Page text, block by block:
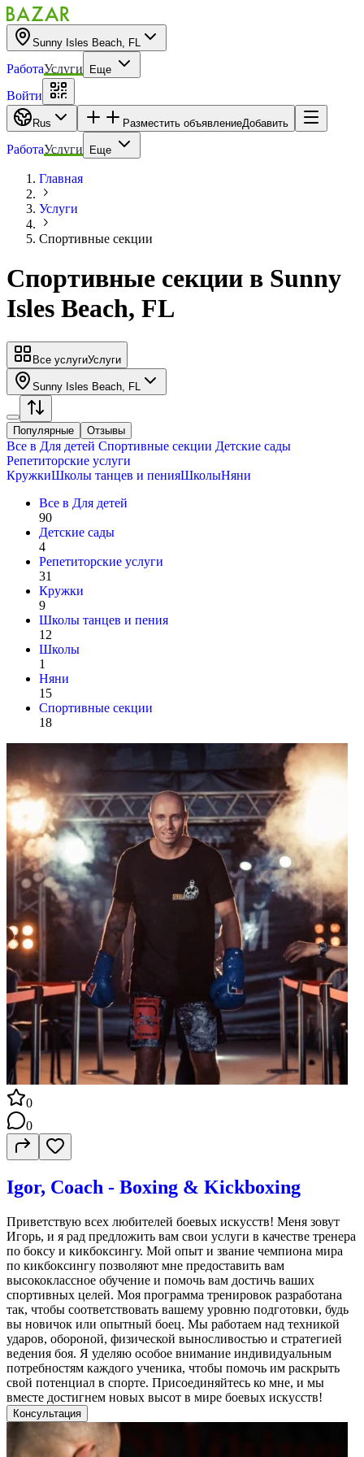
Sunny Isles Beach, FL
РаботаУслуги Еще
Войти
Rus Разместить объявлениеДобавить
РаботаУслуги Еще
Главная
Услуги
Спортивные секции
Спортивные секции в Sunny
Isles Beach, FL
Все услугиУслуги
Sunny Isles Beach, FL
Популярные Отзывы
Все в Для детей Спортивные секции Детские сады
Репетиторские услуги
КружкиШколы танцев и пенияШколыНяни
Все в Для детей
90
Детские сады
4
Репетиторские услуги
31
Кружки
9
Школы танцев и пения
12
Школы
1
Няни
15
Спортивные секции
18
0
0
Igor, Coach - Boxing & Kickboxing
Приветствую всех любителей боевых искусств! Меня зовут
Игорь, и я рад предложить вам свои услуги в качестве тренера
по боксу и кикбоксингу. Мой опыт и звание чемпиона мира
по кикбоксингу позволяют мне предоставить вам
высококлассное обучение и помочь вам достичь ваших
спортивных целей. Моя программа тренировок разработана
так, чтобы соответствовать вашему уровню подготовки, будь
вы новичок или опытный боец. Мы работаем над техникой
ударов, обороной, физической выносливостью и стратегией
ведения боя. Я уделяю особое внимание индивидуальным
потребностям каждого ученика, чтобы помочь им раскрыть
свой потенциал в спорте. Присоединяйтесь ко мне, и мы
вместе достигнем новых высот в мире боевых искусств!
Консультация